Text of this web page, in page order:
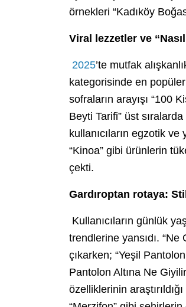
örnekleri “Kadıköy
Viral lezzetler ve
2025’te mutfak
kategorisinde en
sofraların arayışı “100
Beyti Tarifi” üst
kullanıcıların egzotik
“Kinoa” gibi ürünlerin
çekti.
Gardıroptan rotaya:
Kullanıcıların günlük
trendlerine yansıdı.
çıkarken; “Yeşil
Pantolon Altına Ne
özelliklerinin